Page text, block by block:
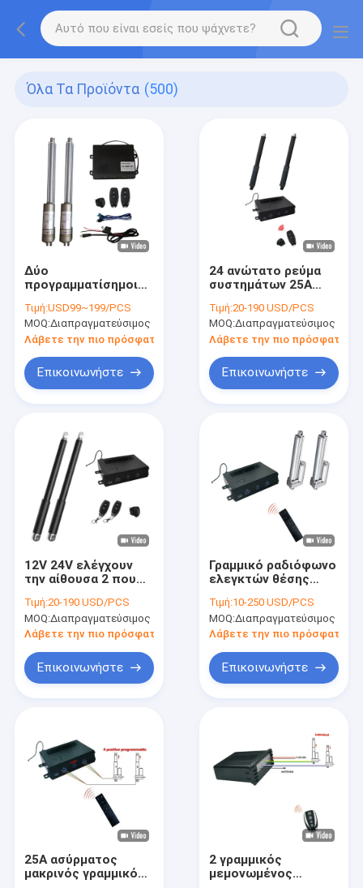
Όλα Τα Προϊόντα (500)
Δύο
προγραμματίσημοι
γραμμικοί
ενεργοποιητές IP54
αισθητήρων
επίδρασης αιθουσών
με τον ελεγκτή
Τιμή:USD99~199/PCS
MOQ:Διαπραγματεύσιμος
Λάβετε την πιο πρόσφατη τιμή
Επικοινωνήστε
24 ανώτατο ρεύμα
συστημάτων 25A
γραμμικό
ενεργοποιητών βολτ
Τιμή:20-190 USD/PCS
MOQ:Διαπραγματεύσιμος
Λάβετε την πιο πρόσφατη
Επικοινωνήστε
12V 24V ελέγχουν
την αίθουσα 2 που
ραδιόφωνο
ελεγκτών
ενεργοποιητών
καλώδιο Rocker τον
ελεγκτή διακοπτών
Τιμή:20-190 USD/PCS
MOQ:Διαπραγματεύσιμος
Λάβετε την πιο πρόσφατη τιμή
Επικοινωνήστε
Γραμμικό ραδιόφωνο
ελεγκτών θέσης
επίδρασης αιθουσών
μακρινό
Τιμή:10-250 USD/PCS
MOQ:Διαπραγματεύσιμος
Λάβετε την πιο πρόσφατη
Επικοινωνήστε
25A ασύρματος
μακρινός γραμμικός
2 γραμμικός
μεμονωμένος